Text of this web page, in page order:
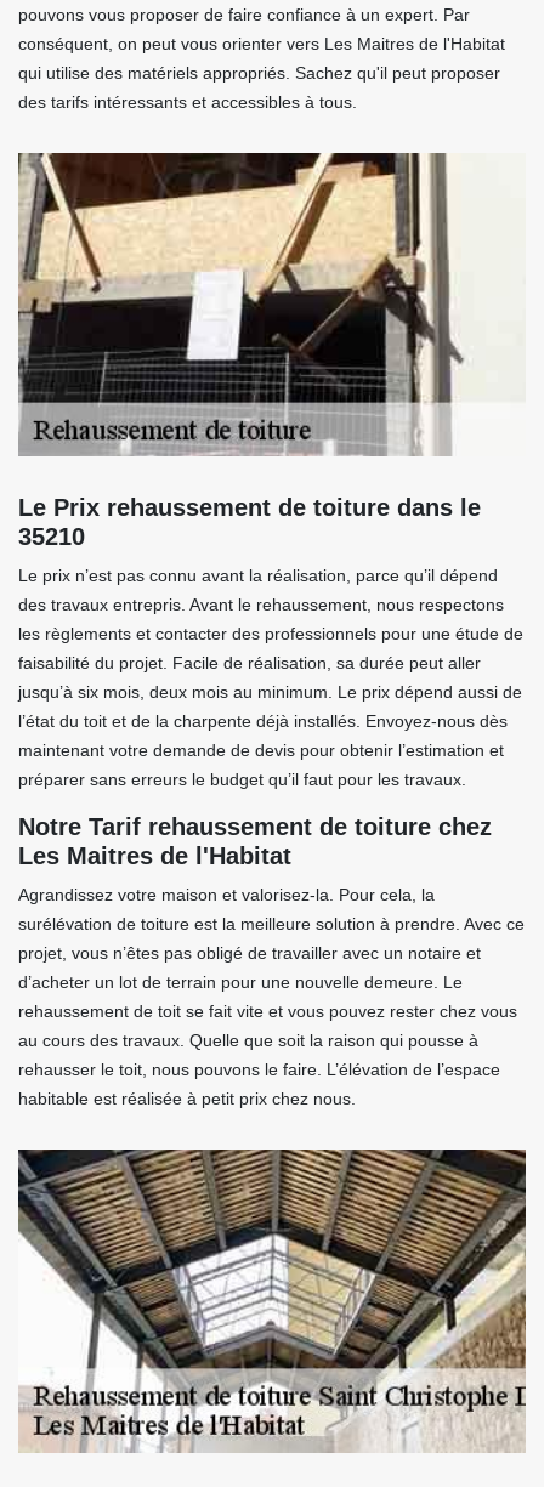
pouvons vous proposer de faire confiance à un expert. Par
conséquent, on peut vous orienter vers Les Maitres de l'Habitat
qui utilise des matériels appropriés. Sachez qu'il peut proposer
des tarifs intéressants et accessibles à tous.
Le Prix rehaussement de toiture dans le
35210
Le prix n’est pas connu avant la réalisation, parce qu’il dépend
des travaux entrepris. Avant le rehaussement, nous respectons
les règlements et contacter des professionnels pour une étude de
faisabilité du projet. Facile de réalisation, sa durée peut aller
jusqu’à six mois, deux mois au minimum. Le prix dépend aussi de
l’état du toit et de la charpente déjà installés. Envoyez-nous dès
maintenant votre demande de devis pour obtenir l’estimation et
préparer sans erreurs le budget qu’il faut pour les travaux.
Notre Tarif rehaussement de toiture chez
Les Maitres de l'Habitat
Agrandissez votre maison et valorisez-la. Pour cela, la
surélévation de toiture est la meilleure solution à prendre. Avec ce
projet, vous n’êtes pas obligé de travailler avec un notaire et
d’acheter un lot de terrain pour une nouvelle demeure. Le
rehaussement de toit se fait vite et vous pouvez rester chez vous
au cours des travaux. Quelle que soit la raison qui pousse à
rehausser le toit, nous pouvons le faire. L’élévation de l’espace
habitable est réalisée à petit prix chez nous.